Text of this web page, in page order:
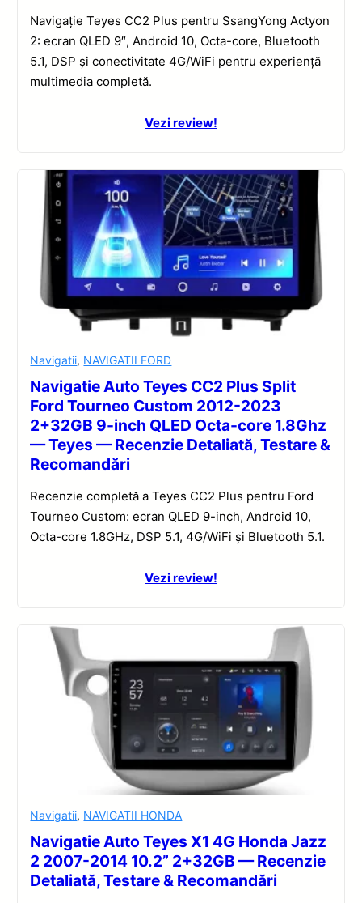
Navigație Teyes CC2 Plus pentru SsangYong Actyon
2: ecran QLED 9″, Android 10, Octa-core, Bluetooth
5.1, DSP și conectivitate 4G/WiFi pentru experiență
multimedia completă.
Vezi review!
Navigatii, NAVIGATII FORD
Navigatie Auto Teyes CC2 Plus Split
Ford Tourneo Custom 2012-2023
2+32GB 9-inch QLED Octa-core 1.8Ghz
— Teyes — Recenzie Detaliată, Testare &
Recomandări
Recenzie completă a Teyes CC2 Plus pentru Ford
Tourneo Custom: ecran QLED 9-inch, Android 10,
Octa-core 1.8GHz, DSP 5.1, 4G/WiFi și Bluetooth 5.1.
Vezi review!
Navigatii, NAVIGATII HONDA
Navigatie Auto Teyes X1 4G Honda Jazz
2 2007-2014 10.2” 2+32GB — Recenzie
Detaliată, Testare & Recomandări